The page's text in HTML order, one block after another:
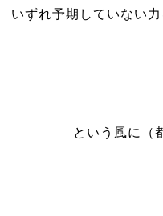
いずれ予期していない
という風に（